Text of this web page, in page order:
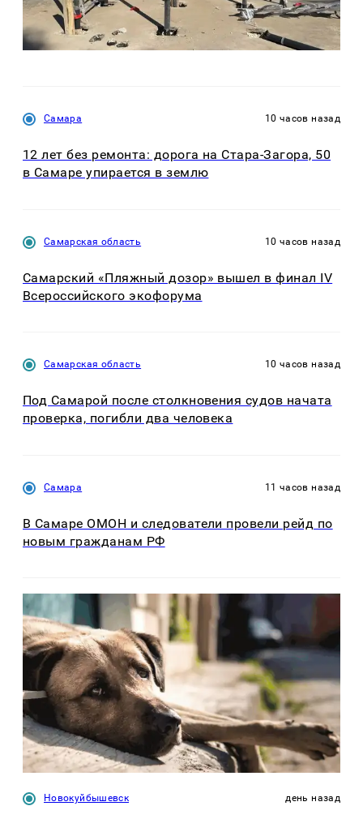
Самара 10 часов назад
12 лет без ремонта: дорога на Стара-Загора, 50
в Самаре упирается в землю
Самарская область 10 часов назад
Самарский «Пляжный дозор» вышел в финал IV
Всероссийского экофорума
Самарская область 10 часов назад
Под Самарой после столкновения судов начата
проверка, погибли два человека
Самара 11 часов назад
В Самаре ОМОН и следователи провели рейд по
новым гражданам РФ
Новокуйбышевск день назад